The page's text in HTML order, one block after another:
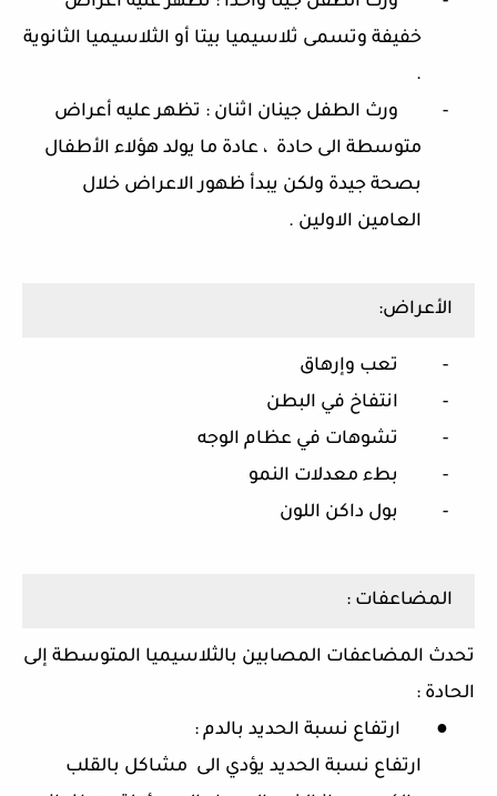
خفيفة وتسمى ثلاسيميا بيتا أو الثلاسيميا الثانوية
.
-
ورث الطفل جينان اثنان : تظهر عليه أعراض
متوسطة الى حادة ، عادة ما يولد هؤلاء الأطفال
بصحة جيدة ولكن يبدأ ظهور الاعراض خلال
العامين الاولين .
الأعراض:
-
تعب وإرهاق
-
انتفاخ في البطن
-
تشوهات في عظام الوجه
-
بطء معدلات النمو
-
بول داكن اللون
المضاعفات :
تحدث المضاعفات المصابين بالثلاسيميا المتوسطة إلى
الحادة :
●
ارتفاع نسبة الحديد بالدم :
ارتفاع نسبة الحديد يؤدي الى مشاكل بالقلب